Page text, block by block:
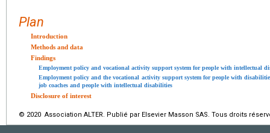
Plan
Introduction
Methods and data
Findings
Employment policy and vocational activity support system for people with intellectual
Employment policy and the vocational activity support system for people with
job coaches and people with intellectual disabilities
Disclosure of interest
© 2020 Association ALTER. Publié par Elsevier Masson SAS. Tous droits